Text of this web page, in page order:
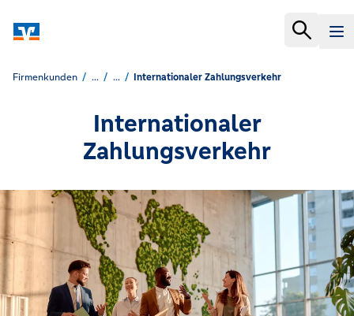
Firmenkunden ... ... Internationaler Zahlungsverkehr
Internationaler
Zahlungsverkehr